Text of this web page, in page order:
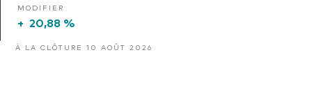
MODIFIER
+ 20,88 %
À LA CLÔTURE 10 AOÛT 2026